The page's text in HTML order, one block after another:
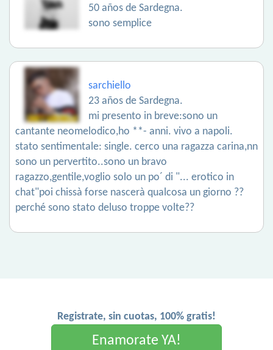
50 años de Sardegna.
sono semplice
sarchiello
23 años de Sardegna.
mi presento in breve:sono un
cantante neomelodico,ho **- anni. vivo a napoli.
stato sentimentale: single. cerco una ragazza carina,nn
sono un pervertito..sono un bravo
ragazzo,gentile,voglio solo un po´ di "... erotico in
chat"poi chissà forse nascerà qualcosa un giorno ??
perché sono stato deluso troppe volte??
Registrate, sin cuotas, 100% gratis!
Enamorate YA!